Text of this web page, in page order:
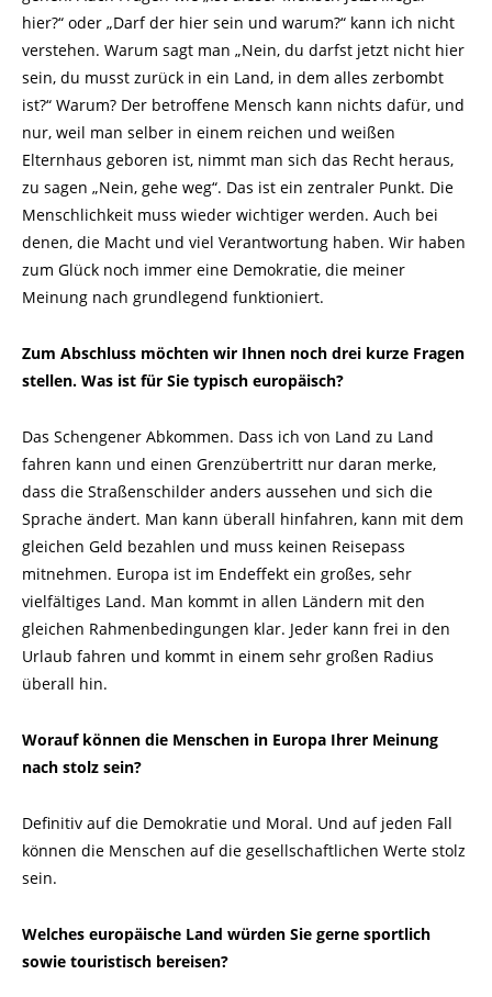
hier?“ oder „Darf der hier sein und warum?“ kann ich nicht
verstehen. Warum sagt man „Nein, du darfst jetzt nicht hier
sein, du musst zurück in ein Land, in dem alles zerbombt
ist?“ Warum? Der betroffene Mensch kann nichts dafür, und
nur, weil man selber in einem reichen und weißen
Elternhaus geboren ist, nimmt man sich das Recht heraus,
zu sagen „Nein, gehe weg“. Das ist ein zentraler Punkt. Die
Menschlichkeit muss wieder wichtiger werden. Auch bei
denen, die Macht und viel Verantwortung haben. Wir haben
zum Glück noch immer eine Demokratie, die meiner
Meinung nach grundlegend funktioniert.
Zum Abschluss möchten wir Ihnen noch drei kurze Fragen
stellen. Was ist für Sie typisch europäisch?
Das Schengener Abkommen. Dass ich von Land zu Land
fahren kann und einen Grenzübertritt nur daran merke,
dass die Straßenschilder anders aussehen und sich die
Sprache ändert. Man kann überall hinfahren, kann mit dem
gleichen Geld bezahlen und muss keinen Reisepass
mitnehmen. Europa ist im Endeffekt ein großes, sehr
vielfältiges Land. Man kommt in allen Ländern mit den
gleichen Rahmenbedingungen klar. Jeder kann frei in den
Urlaub fahren und kommt in einem sehr großen Radius
überall hin.
Worauf können die Menschen in Europa Ihrer Meinung
nach stolz sein?
Definitiv auf die Demokratie und Moral. Und auf jeden Fall
können die Menschen auf die gesellschaftlichen Werte stolz
sein.
Welches europäische Land würden Sie gerne sportlich
sowie touristisch bereisen?